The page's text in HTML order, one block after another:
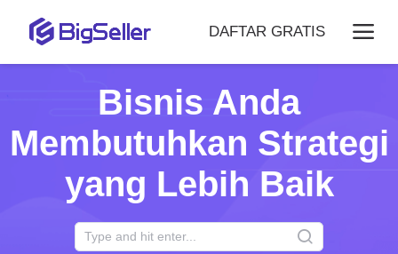
DAFTAR GRATIS
Bisnis Anda
Membutuhkan Strategi
yang Lebih Baik